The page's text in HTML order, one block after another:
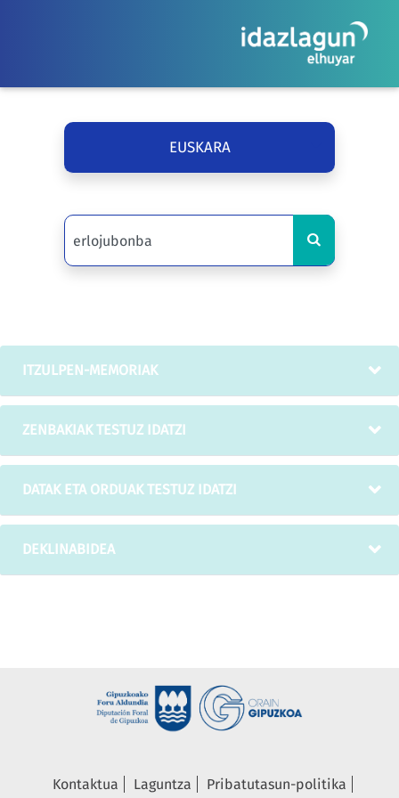
EUSKARA
ITZULPEN-MEMORIAK
ZENBAKIAK TESTUZ IDATZI
DATAK ETA ORDUAK TESTUZ IDATZI
DEKLINABIDEA
Kontaktua Laguntza
Pribatutasun-politika